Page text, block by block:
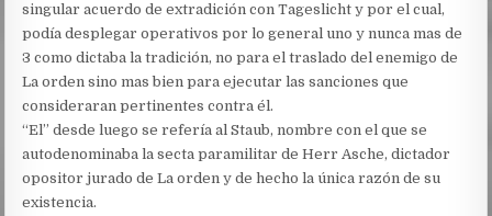
singular acuerdo de extradición con Tageslicht y por el cual,
podía desplegar operativos por lo general uno y nunca mas de
3 como dictaba la tradición, no para el traslado del enemigo de
La orden sino mas bien para ejecutar las sanciones que
consideraran pertinentes contra él.
“El” desde luego se refería al Staub, nombre con el que se
autodenominaba la secta paramilitar de Herr Asche, dictador
opositor jurado de La orden y de hecho la única razón de su
existencia.